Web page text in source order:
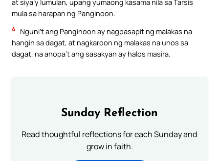
mula sa harapan ng Panginoon.
4 Nguni’t ang Panginoon ay nagpasapit ng malakas na
hangin sa dagat, at nagkaroon ng malakas na unos sa
dagat, na anopa’t ang sasakyan ay halos masira.
Sunday Reflection
Read thoughtful reflections for each Sunday and
grow in faith.